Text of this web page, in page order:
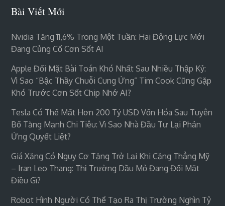
Bài Viết Mới
Nvidia Tăng 11,6% Trong Một Tuần: Hai Động Lực Mới
Đang Củng Cố Cơn Sốt AI
Apple Đối Mặt Bài Toán Khó Nhất Sau Nhiều Thập Kỷ:
Vì Sao “bậc Thầy Chuỗi Cung Ứng” Tim Cook Cũng Gặp
Khó Trước Cơn Sốt Chip Nhớ AI?
Tesla Có Thể Mất Hơn 200 Tỷ USD Vốn Hóa Sau Tuyên
Bố Tăng Mạnh Chi Tiêu: Vì Sao Nhà Đầu Tư Lại Phản
Ứng Quyết Liệt?
Giá Xăng Có Nguy Cơ Tăng Trở Lại Khi Căng Thẳng Mỹ
– Iran Leo Thang: Thị Trường Dầu Mỏ Đang Đối Mặt
Điều Gì?
Robot Hình Người Có Thể Tạo Ra Thị Trường Nghìn Tỷ